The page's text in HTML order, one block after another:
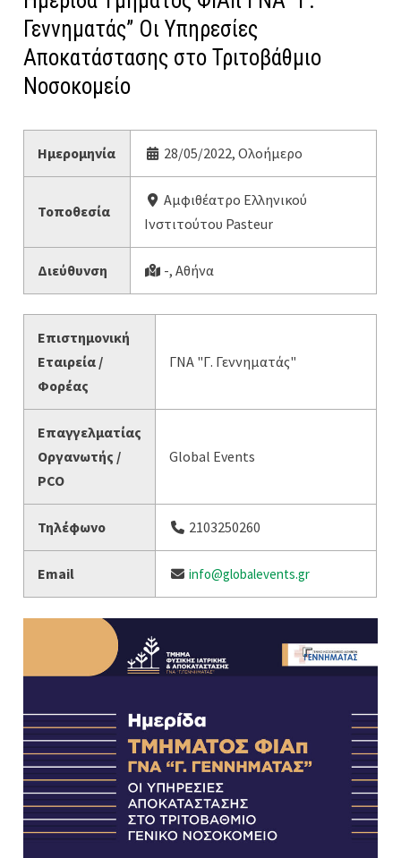
Γεννηματάς” Οι Υπηρεσίες
Αποκατάστασης στο Τριτοβάθμιο
Νοσοκομείο
Ημερομηνία 28/05/2022, Ολοήμερο
Τοποθεσία
Αμφιθέατρο Ελληνικού
Ινστιτούτου Pasteur
Διεύθυνση -, Αθήνα
Επιστημονική
Εταιρεία /
Φορέας
ΓΝΑ "Γ. Γεννηματάς"
Επαγγελματίας
Οργανωτής /
PCO
Global Events
Τηλέφωνο 2103250260
Email info@globalevents.gr